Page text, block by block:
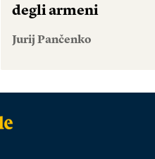
degli armeni
Jurij Pančenko